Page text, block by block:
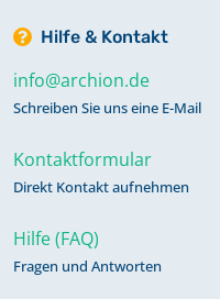
Konfirmationen
Konfirmationen
Hilfe & Kontakt
info@archion.de
Schreiben Sie uns eine E-Mail
Kontaktformular
Direkt Kontakt aufnehmen
Hilfe (FAQ)
Fragen und Antworten